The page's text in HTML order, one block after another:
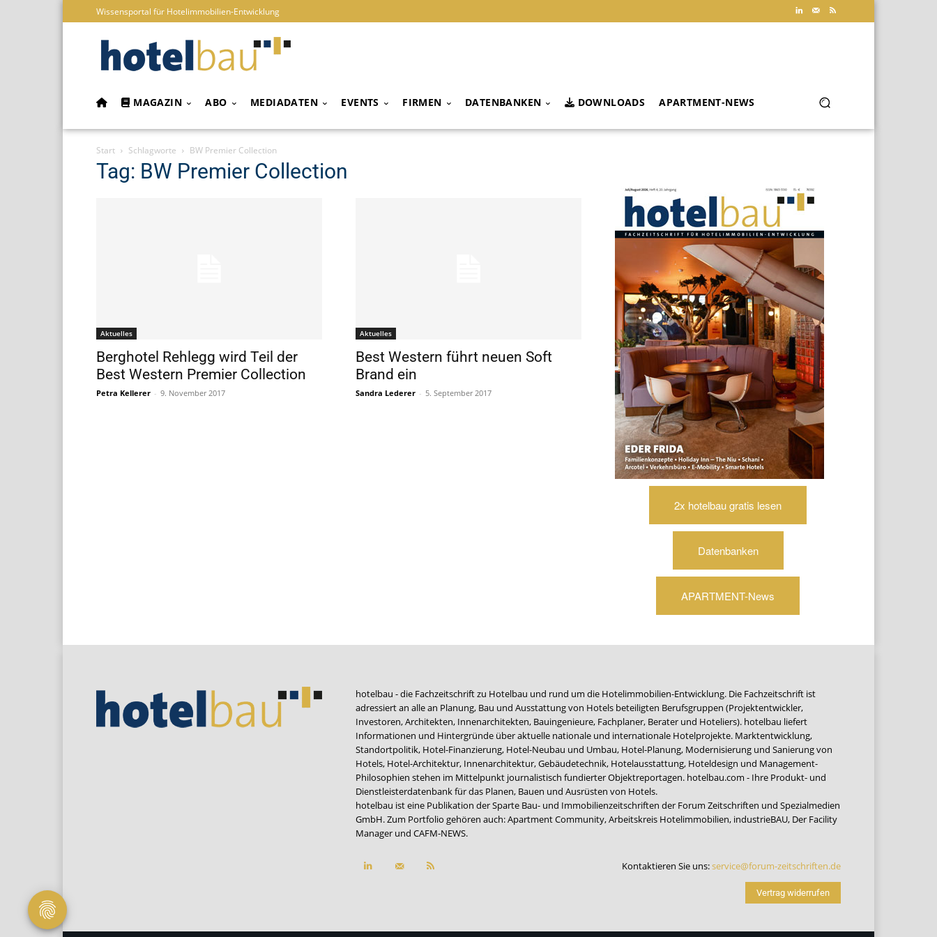
Wissensportal für Hotelimmobilien-Entwicklung
MAGAZIN ABO MEDIADATEN EVENTS FIRMEN DATENBANKEN DOWNLOADS APARTMENT-NEWS
Start Schlagworte BW Premier Collection
Tag: BW Premier Collection
Aktuelles
Berghotel Rehlegg wird Teil der
Best Western Premier Collection
Petra Kellerer - 9. November 2017
Aktuelles
Best Western führt neuen Soft
Brand ein
Sandra Lederer - 5. September 2017
2x hotelbau gratis lesen
Datenbanken
APARTMENT-News
hotelbau - die Fachzeitschrift zu Hotelbau und rund um die Hotelimmobilien-Entwicklung. Die Fachzeitschrift ist
adressiert an alle an Planung, Bau und Ausstattung von Hotels beteiligten Berufsgruppen (Projektentwickler,
Investoren, Architekten, Innenarchitekten, Bauingenieure, Fachplaner, Berater und Hoteliers). hotelbau liefert
Informationen und Hintergründe über aktuelle nationale und internationale Hotelprojekte. Marktentwicklung,
Standortpolitik, Hotel-Finanzierung, Hotel-Neubau und Umbau, Hotel-Planung, Modernisierung und Sanierung von
Hotels, Hotel-Architektur, Innenarchitektur, Gebäudetechnik, Hotelausstattung, Hoteldesign und Management-
Philosophien stehen im Mittelpunkt journalistisch fundierter Objektreportagen. hotelbau.com - Ihre Produkt- und
Dienstleisterdatenbank für das Planen, Bauen und Ausrüsten von Hotels.
hotelbau ist eine Publikation der Sparte Bau- und Immobilienzeitschriften der Forum Zeitschriften und Spezialmedien
GmbH. Zum Portfolio gehören auch:Apartment Community,Arbeitskreis Hotelimmobilien, industrieBAU, Der Facility
Manager und CAFM-NEWS.
Kontaktieren Sie uns:service@forum-zeitschriften.de
Vertrag widerrufen